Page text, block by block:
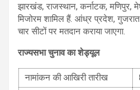
झारखंड, राजस्थान, कर्नाटक,
मिजोरम शामिल हैं. आंध्र प्रदेश,
चार सीटों पर मतदान कराया जाएगा.
राज्यसभा चुनाव का शेड्यूल
नामांकन की आखिरी तारीख